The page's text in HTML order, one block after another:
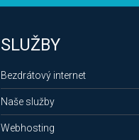
SLUŽBY
Bezdrátový internet
Naše služby
Webhosting